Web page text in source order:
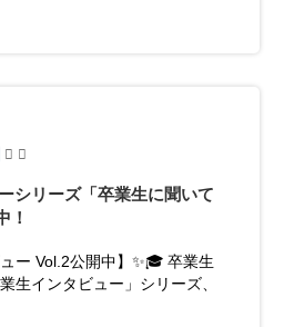
シリーズ「卒業生に聞いて
！
ー Vol.2公開中】✨🎓 卒業生
生インタビュー」シリーズ、